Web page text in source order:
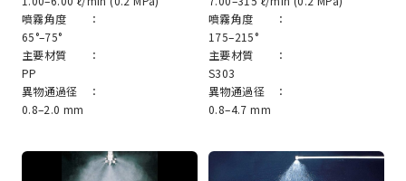
噴霧角度 ：
65°–75°
主要材質 ：
PP
異物通過径 ：
0.8–2.0 mm
噴霧角度 ：
175–215°
主要材質 ：
S303
異物通過径 ：
0.8–4.7 mm